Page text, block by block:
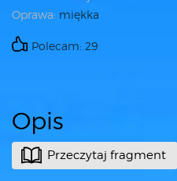
Oprawa: miękka
Polecam: 29
Opis
Przeczytaj fragment